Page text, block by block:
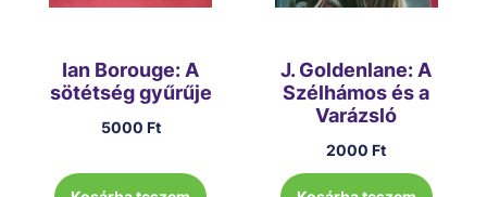
Ian Borouge: A
sötétség gyűrűje
5000 Ft
J. Goldenlane: A
Szélhámos és a
Varázsló
2000Ft